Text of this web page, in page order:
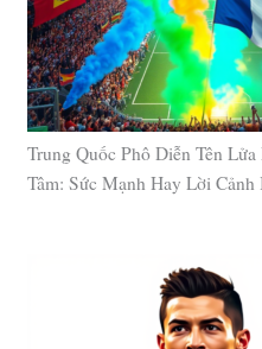
Trung Quốc Phô Diễn Tên
Tâm: Sức Mạnh Hay Lời Cảnh